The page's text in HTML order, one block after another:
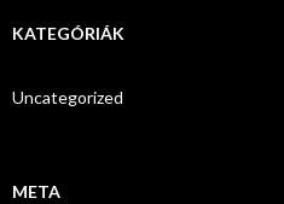
KATEGÓRIÁK
Uncategorized
META